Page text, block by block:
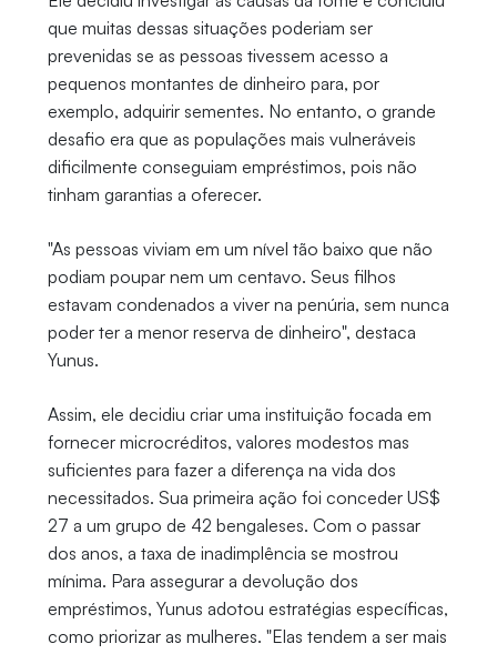
que muitas dessas situações poderiam ser
prevenidas se as pessoas tivessem acesso a
pequenos montantes de dinheiro para, por
exemplo, adquirir sementes. No entanto, o grande
desafio era que as populações mais vulneráveis
dificilmente conseguiam empréstimos, pois não
tinham garantias a oferecer.
"As pessoas viviam em um nível tão baixo que não
podiam poupar nem um centavo. Seus filhos
estavam condenados a viver na penúria, sem nunca
poder ter a menor reserva de dinheiro", destaca
Yunus.
Assim, ele decidiu criar uma instituição focada em
fornecer microcréditos, valores modestos mas
suficientes para fazer a diferença na vida dos
necessitados. Sua primeira ação foi conceder US$
27 a um grupo de 42 bengaleses. Com o passar
dos anos, a taxa de inadimplência se mostrou
mínima. Para assegurar a devolução dos
empréstimos, Yunus adotou estratégias específicas,
como priorizar as mulheres. "Elas tendem a ser mais